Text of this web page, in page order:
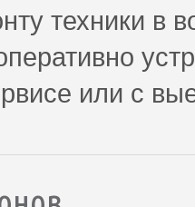
техники в
или с